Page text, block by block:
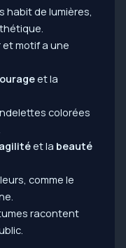
habit de lumières,
motif a une
et la
colorées
et la beauté
comme le
racontent